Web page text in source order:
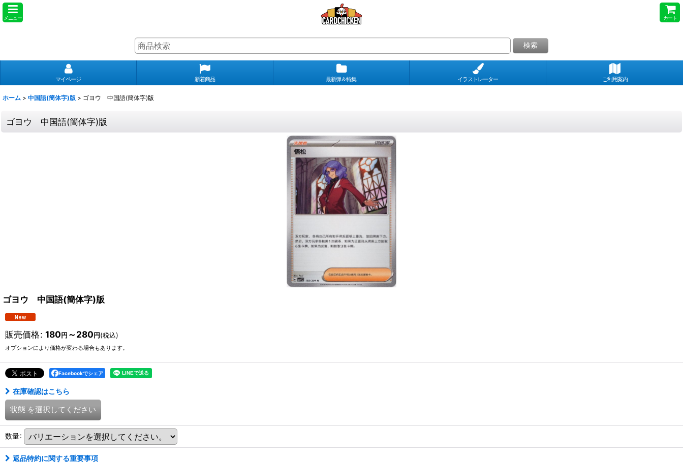
メニュー カート
検索
マイページ 新着商品 最新弾＆特集 イラストレーター ご利用案内
ホーム > 中国語(簡体字)版 > ゴヨウ 中国語(簡体字)版
ゴヨウ 中国語(簡体字)版
ゴヨウ 中国語(簡体字)版
販売価格: 180円 ～280円(税込)
オプションにより価格が変わる場合もあります。
Facebookでシェア
在庫確認はこちら
状態 を選択してください
数量:
返品特約に関する重要事項